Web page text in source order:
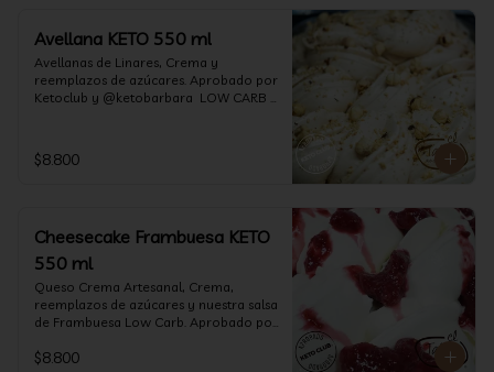
Avellana KETO 550 ml
Avellanas de Linares, Crema y
reemplazos de azúcares. Aprobado por
Ketoclub y @ketobarbara  LOW CARB
$8.800
Cheesecake Frambuesa KETO
550 ml
Queso Crema Artesanal, Crema,
reemplazos de azúcares y nuestra salsa
de Frambuesa Low Carb. Aprobado por
KETO. (550 ml)
$8.800